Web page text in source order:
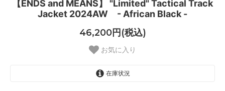
【ENDS and MEANS】 "Limited" Tactical Track
Jacket 2024AW - African Black -
46,200円(税込)
お気に入り
在庫状況